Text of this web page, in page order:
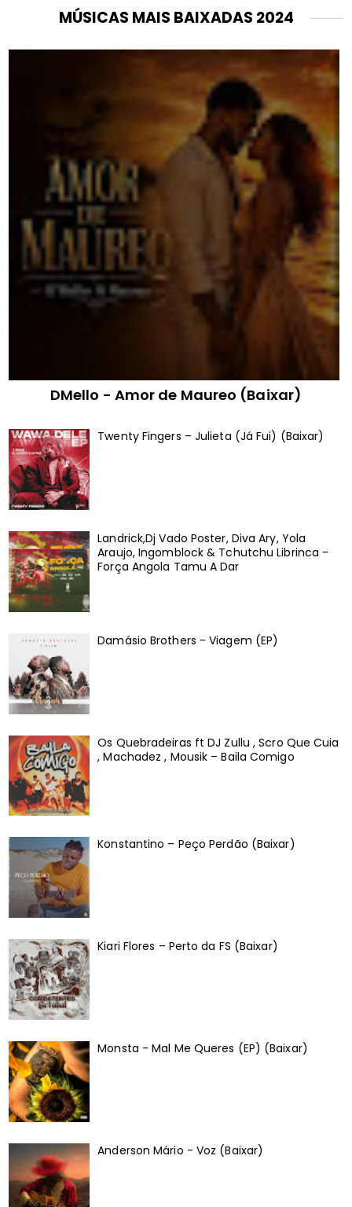
MÚSICAS MAIS BAIXADAS 2024
DMello - Amor de Maureo (Baixar)
Twenty Fingers – Julieta (Já Fui) (Baixar)
Landrick,Dj Vado Poster, Diva Ary, Yola
Araujo, Ingomblock & Tchutchu Librinca -
Força Angola Tamu A Dar
Damásio Brothers - Viagem (EP)
Os Quebradeiras ft DJ Zullu , Scro Que Cuia
, Machadez , Mousik – Baila Comigo
Konstantino – Peço Perdão (Baixar)
Kiari Flores – Perto da FS (Baixar)
Monsta - Mal Me Queres (EP) (Baixar)
Anderson Mário - Voz (Baixar)